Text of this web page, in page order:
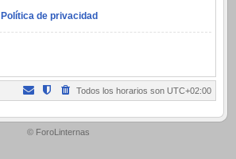
Política de privacidad
Todos los horarios son UTC+02:00
© ForoLinternas